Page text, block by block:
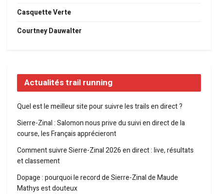
Casquette Verte
Courtney Dauwalter
Actualités trail running
Quel est le meilleur site pour suivre les trails en direct ?
Sierre-Zinal : Salomon nous prive du suivi en direct de la
course, les Français apprécieront
Comment suivre Sierre-Zinal 2026 en direct : live, résultats
et classement
Dopage : pourquoi le record de Sierre-Zinal de Maude
Mathys est douteux